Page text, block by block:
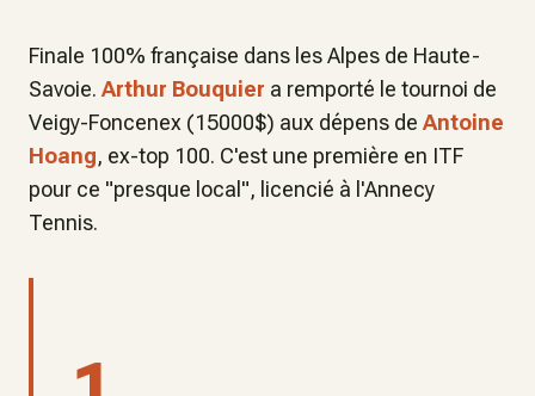
Finale 100% française dans les Alpes de Haute-
Savoie. Arthur Bouquier a remporté le tournoi de
Veigy-Foncenex (15000$) aux dépens de Antoine
Hoang, ex-top 100. C'est une première en ITF
pour ce "presque local", licencié à l'Annecy
Tennis.